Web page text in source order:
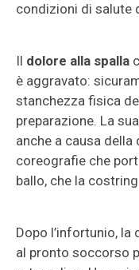
condizioni di salute
Il dolore alla spalla
è aggravato:
stanchezza fisica
preparazione. La
anche a causa
coreografie che
ballo, che la
Dopo l’infortunio, la
al pronto soccorso